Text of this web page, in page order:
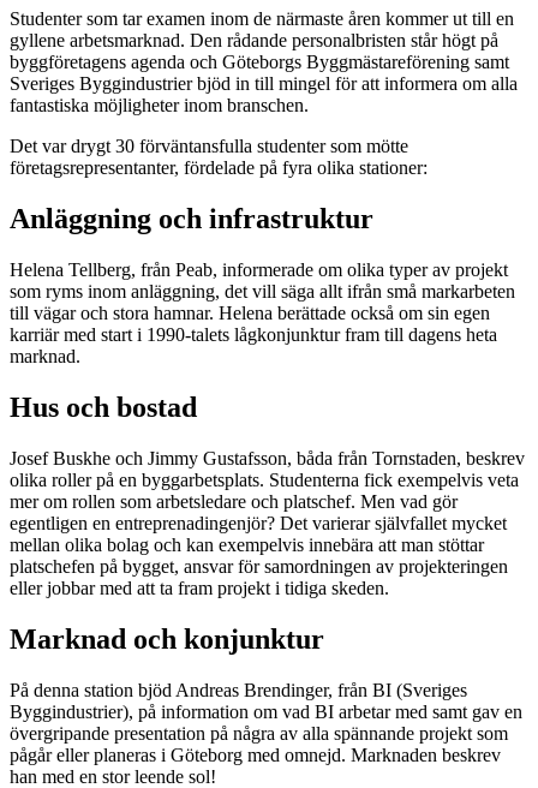
Studenter som tar examen inom de närmaste åren kommer ut till en
gyllene arbetsmarknad. Den rådande personalbristen står högt på
byggföretagens agenda och Göteborgs Byggmästareförening samt
Sveriges Byggindustrier bjöd in till mingel för att informera om alla
fantastiska möjligheter inom branschen.
Det var drygt 30 förväntansfulla studenter som mötte
företagsrepresentanter, fördelade på fyra olika stationer:
Anläggning och infrastruktur
Helena Tellberg, från Peab, informerade om olika typer av projekt
som ryms inom anläggning, det vill säga allt ifrån små markarbeten
till vägar och stora hamnar. Helena berättade också om sin egen
karriär med start i 1990-talets lågkonjunktur fram till dagens heta
marknad.
Hus och bostad
Josef Buskhe och Jimmy Gustafsson, båda från Tornstaden, beskrev
olika roller på en byggarbetsplats. Studenterna fick exempelvis veta
mer om rollen som arbetsledare och platschef. Men vad gör
egentligen en entreprenadingenjör? Det varierar självfallet mycket
mellan olika bolag och kan exempelvis innebära att man stöttar
platschefen på bygget, ansvar för samordningen av projekteringen
eller jobbar med att ta fram projekt i tidiga skeden.
Marknad och konjunktur
På denna station bjöd Andreas Brendinger, från BI (Sveriges
Byggindustrier), på information om vad BI arbetar med samt gav en
övergripande presentation på några av alla spännande projekt som
pågår eller planeras i Göteborg med omnejd. Marknaden beskrev
han med en stor leende sol!